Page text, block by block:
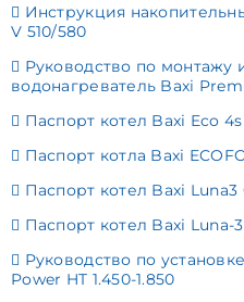
Инструкция
V 510/580
Руководство по монтажу
водонагреватель Baxi
Паспорт котел Baxi Eco 4s
Паспорт котла Baxi
Паспорт котел Baxi
Паспорт котел Baxi Luna-3
Руководство по
Power HT 1.450-1.850